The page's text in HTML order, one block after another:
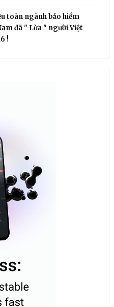
toàn ngành bảo hiểm
đã " Lừa " người Việt
!